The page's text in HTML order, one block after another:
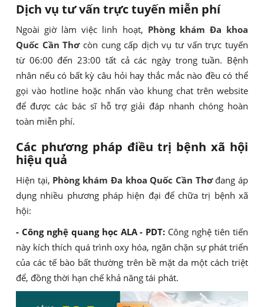
Dịch vụ tư vấn trực tuyến miễn phí
Ngoài giờ làm việc linh hoạt, Phòng khám Đa khoa
Quốc Cần Thơcòn cung cấp dịch vụ tư vấn trực tuyến
từ 06:00 đến 23:00 tất cả các ngày trong tuần. Bệnh
nhân nếu có bất kỳ câu hỏi hay thắc mắc nào đều có thể
gọi vào hotline hoặc nhấn vào khung chat trên website
để được các bác sĩ hỗ trợ giải đáp nhanh chóng hoàn
toàn miễn phí.
Các phương pháp điều trị bệnh xã hội
hiệu quả
Hiện tại, Phòng khám Đa khoa Quốc Cần Thơđang áp
dụng nhiều phương pháp hiện đại để chữa trị bệnh xã
hội:
- Công nghệ quang học ALA - PDT: Công nghệ tiên tiến
này kích thích quá trình oxy hóa, ngăn chặn sự phát triển
của các tế bào bất thường trên bề mặt da một cách triệt
để, đồng thời hạn chế khả năng tái phát.